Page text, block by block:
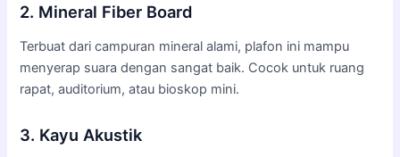
2. Mineral Fiber Board
Terbuat dari campuran mineral alami, plafon ini mampu
menyerap suara dengan sangat baik. Cocok untuk ruang
rapat, auditorium, atau bioskop mini.
3. Kayu Akustik